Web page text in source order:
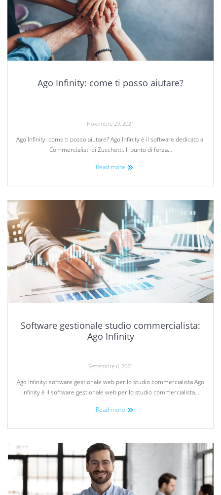
Ago Infinity: come ti posso aiutare?
Novembre 29, 2021
Ago Infinity: come ti posso aiutare? Ago Infinity è il software dedicato ai
Commercialisti di Zucchetti. Il punto di forza…
Read more
Software gestionale studio commercialista:
Ago Infinity
Settembre 6, 2021
Ago Infinity: software gestionale web per lo studio commercialista Ago
Infinity è il software gestionale web per lo studio commercialista…
Read more